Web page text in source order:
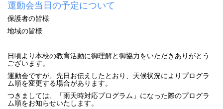
運動会当日の予定について
保護者の皆様
地域の皆様
日頃より本校の教育活動に御理解と御協力をいただきありがとう
ございます。
運動会ですが、先日お伝えしたとおり、天候状況によりプログラ
ム順を変更する場合があります。
つきましては、「雨天時対応プログラム」になった際のプログラ
ム順をお知らせいたします。